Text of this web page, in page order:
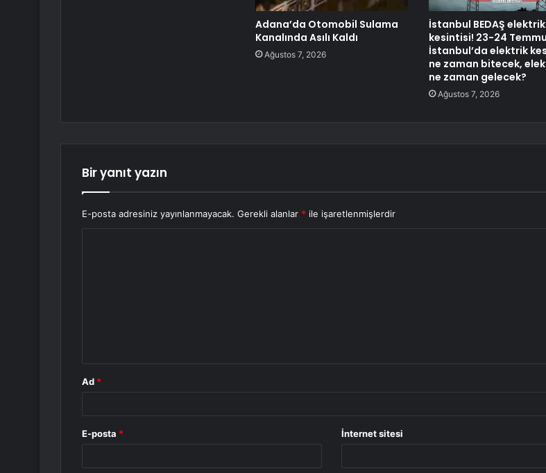
Adana’da Otomobil Sulama
Kanalında Asılı Kaldı
Ağustos 7, 2026
İstanbul BEDAŞ elektrik
kesintisi! 23-24
İstanbul’da elektrik
ne zaman bitecek,
ne zaman gelecek?
Ağustos 7, 2026
Bir yanıt yazın
E-posta adresiniz yayınlanmayacak. Gerekli alanlar * ile işaretlenmişlerdir
Ad *
E-posta * İnternet sitesi